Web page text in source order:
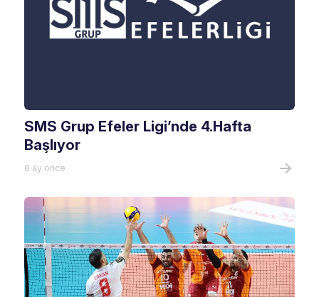
SMS Grup Efeler Ligi’nde 4.Hafta
Başlıyor
8 ay önce